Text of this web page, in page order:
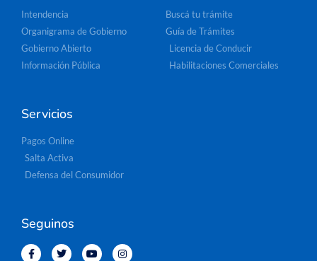
Intendencia
Organigrama de Gobierno
Gobierno Abierto
Información Pública
Buscá tu trámite
Guía de Trámites
Licencia de Conducir
Habilitaciones Comerciales
Servicios
Pagos Online
Salta Activa
Defensa del Consumidor
Seguinos